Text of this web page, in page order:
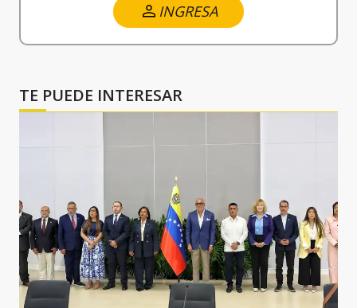
INGRESA
TE PUEDE INTERESAR